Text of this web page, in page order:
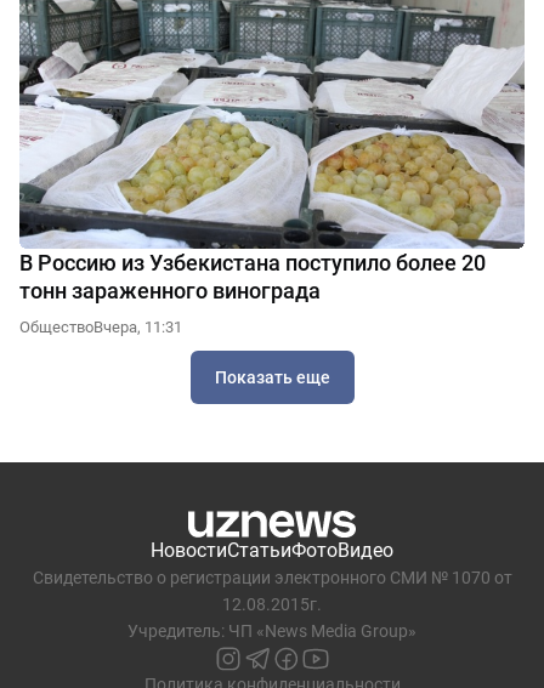
В Россию из Узбекистана поступило более 20
тонн зараженного винограда
ОбществоВчера, 11:31
Показать еще
НовостиСтатьиФотоВидео
Свидетельство о регистрации электронного СМИ № 1070 от
12.08.2015г.
Учредитель: ЧП «News Media Group»